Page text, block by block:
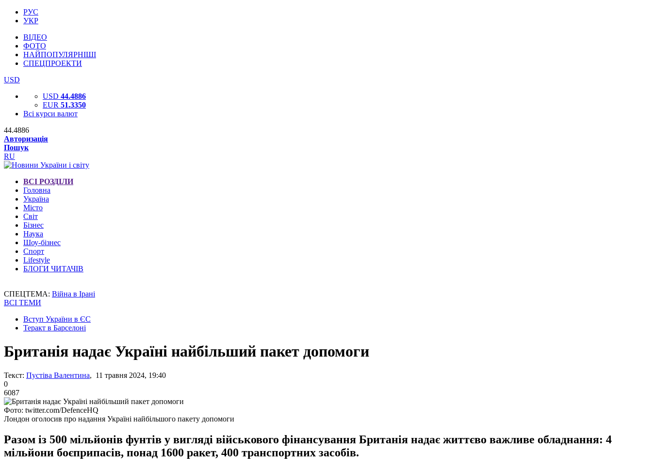
РУС
УКР
ВІДЕО
ФОТО
НАЙПОПУЛЯРНІШІ
СПЕЦПРОЕКТИ
USD
USD 44.4886
EUR 51.3350
Всі курси валют
44.4886
Авторизація
Пошук
RU
ВСІ РОЗДІЛИ
Головна
Україна
Місто
Світ
Бізнес
Наука
Шоу-бізнес
Спорт
Lifestyle
БЛОГИ ЧИТАЧІВ
СПЕЦТЕМА: Війна в Ірані
ВСІ ТЕМИ
Вступ України в ЄС
Теракт в Барселоні
Британія надає Україні найбільший пакет допомоги
Текст: Пустіва Валентина, 11 травня 2024, 19:40
0
6087
Фото: twitter.com/DefenceHQ
Лондон оголосив про надання Україні найбільшого пакету допомоги
Разом із 500 мільйонів фунтів у вигляді військового фінансування Британія надає життєво важливе обладнання: 4
мільйони боєприпасів, понад 1600 ракет, 400 транспортних засобів.